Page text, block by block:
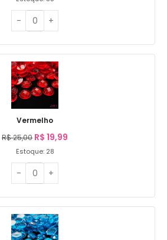
Vermelho
R$25,00 R$ 19,99
Estoque: 28